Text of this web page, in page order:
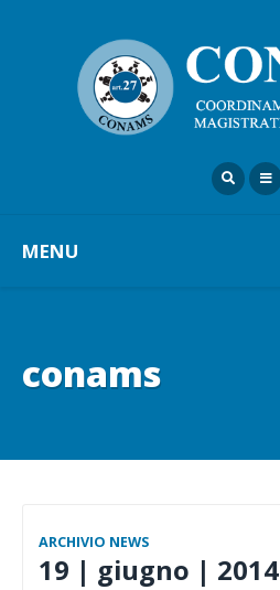
MENU
conams
ARCHIVIO NEWS
19 | giugno | 2014